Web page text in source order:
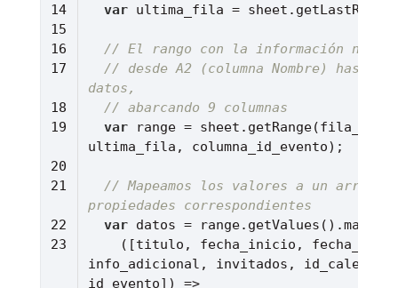
var ultima_fila =
// El rango con la información
// desde A2 (columna Nombre)
datos,
// abarcando 9 columnas
var range =
// Mapeamos los valores a un
propiedades correspondientes
var
( [titulo, fecha_inicio, fecha_fin,
info_adicional, invitados,
id_evento] ) =>